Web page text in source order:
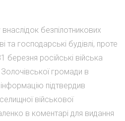
безпілотникових
та господарські будівлі, проте
російські війська
громади в
підтвердив
військової
в коментарі для видання